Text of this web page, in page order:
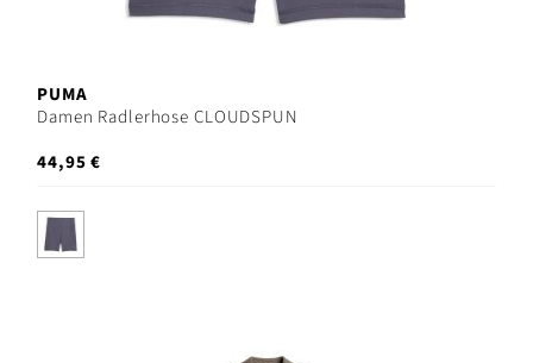
PUMA
Damen Radlerhose CLOUDSPUN
44,95 €